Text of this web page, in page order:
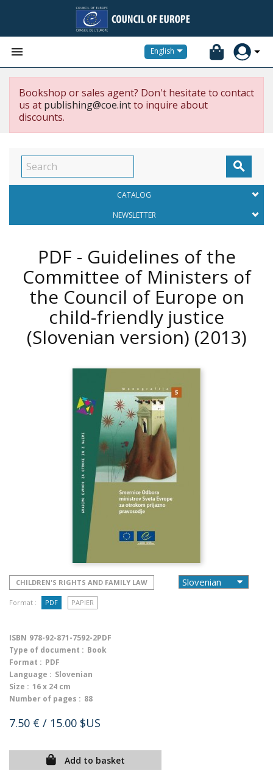
 English
Bookshop or sales agent? Don't hesitate to contact
us at publishing@coe.intto inquire about
discounts.

CATALOG
NEWSLETTER
PDF - Guidelines of the
Committee of Ministers of
the Council of Europe on
child-friendly justice
(Slovenian version) (2013)
CHILDREN'S RIGHTS AND FAMILY LAW
Format : PDF PAPIER
ISBN 978-92-871-7592-2PDF
Type of document : Book
Format : PDF
Language : Slovenian
Size : 16 x 24 cm
Number of pages : 88
7.50 € / 15.00 $US
Add to basket